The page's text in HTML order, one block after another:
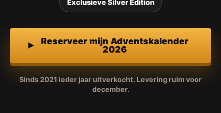
Exclusieve Silver Edition
Reserveer mijn Adventskalender
2026
Sinds 2021 ieder jaar uitverkocht. Levering ruim voor
december.